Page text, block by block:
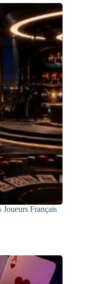
Français